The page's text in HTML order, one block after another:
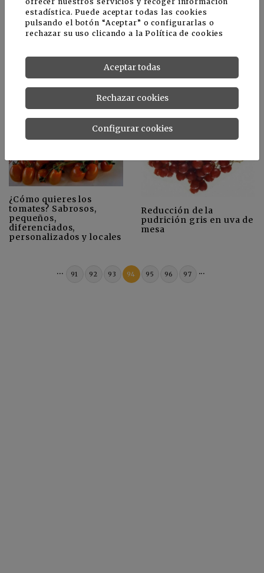
Manejo integral de la
sanidad de la semilla de
aumentar la producción
Envases de "carto-
¿Cómo quieres los
tomates? Sabrosos,
pequeños,
diferenciados,
personalizados y locales
Reducción de la
pudrición gris en uva de
mesa
... 91 92 93 94 95 96 97 ...
estadística. Puede aceptar todas las cookies
pulsando el botón “Aceptar” o configurarlas o
rechazar su uso clicando a laPolítica de cookies
Aceptar todas
Rechazar cookies
Configurar cookies